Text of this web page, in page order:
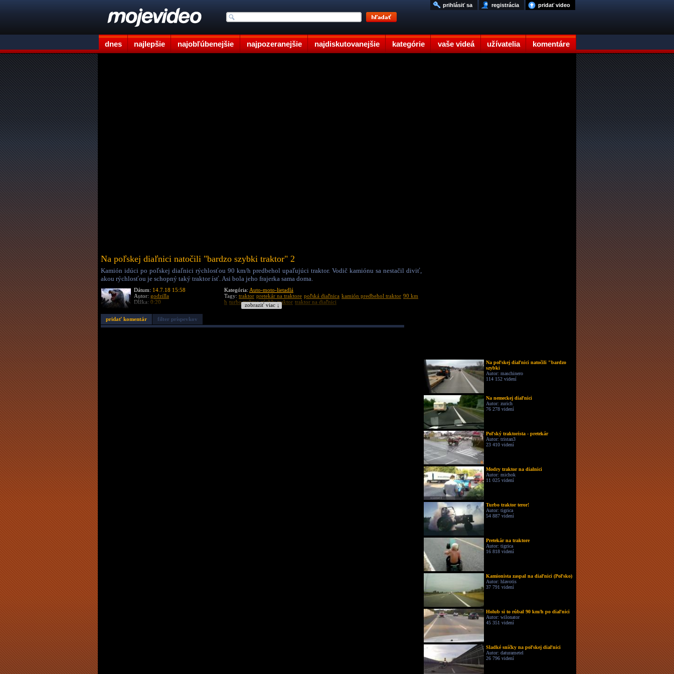
dnes najlepšie najobľúbenejšie najpozeranejšie najdiskutovanejšie kategórie vaše videá užívatelia komentáre
pridať video
registrácia
prihlásiť sa
Na poľskej diaľnici natočili "bardzo szybki traktor" 2
Kamión idúci po poľskej diaľnici rýchlosťou 90 km/h predbehol upaľujúci traktor. Vodič kamiónu sa nestačil diviť,
akou rýchlosťou je schopný taký traktor ísť. Asi bola jeho frajerka sama doma.
Dátum: 14.7.18 15:58
Autor: godzilla
Dĺžka: 0:20
Kategória: Auto-moto-lietadlá
Tagy: traktor pretekár na traktore poľská diaľnica kamión predbehol traktor 90 km
h turbo traktor rýchly traktor traktor na diaľnici
zobraziť viac ↓
pridať komentár filter príspevkov
Na poľskej diaľnici natočili "bardzo
szybki
Autor: maschinero
114 152 videní
Na nemeckej diaľnici
Autor: zurich
76 278 videní
Poľský traktorista - pretekár
Autor: tristan3
23 410 videní
Modry traktor na dialnici
Autor: michok
11 025 videní
Turbo traktor teror!
Autor: tigrica
54 887 videní
Pretekár na traktore
Autor: tigrica
16 818 videní
Kamionista zaspal na diaľnici (Poľsko)
Autor: hlavotis
37 791 videní
Holub si to rúbal 90 km/h po diaľnici
Autor: wilonator
45 351 videní
Sladké sníčky na poľskej diaľnici
Autor: daturametel
26 796 videní